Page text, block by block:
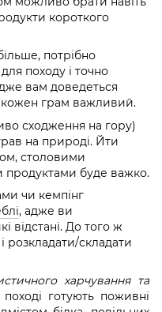
короткого
потрібно
походу і точно
вам доведеться
кожен грам важливий.
сходження на гору)
на природі. Йти
столовими
буде важко.
чи кемпінг
, адже ви
відстані. До того ж
розкладати/складати
харчування та
готують поживні